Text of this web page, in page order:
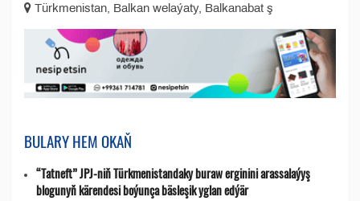
Türkmenistan, Balkan welaýaty, Balkanabat ş
BULARY HEM OKAŇ
“Tatneft” JPJ-niň Türkmenistandaky buraw erginini arassalaýyş
blogunyň kärendesi boýunça bäsleşik yglan edýär